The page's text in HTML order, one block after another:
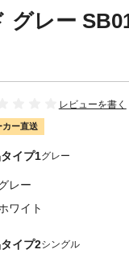
レー
レビューを書く
カー直送
イプ1グレー
レー
ワイト
イプ2シングル